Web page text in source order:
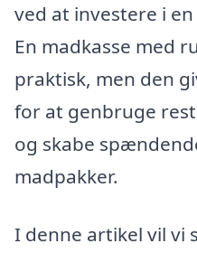
ved at investere i
En madkasse med
praktisk, men den
for at genbruge
og skabe
madpakker.
I denne artikel vil vi